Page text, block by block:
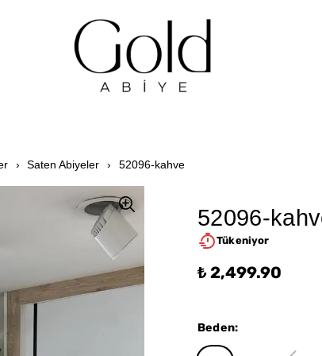
Saten Abiyeler 52096-kahve
52096-
Tükeniyor
₺ 2,499.90
Beden: